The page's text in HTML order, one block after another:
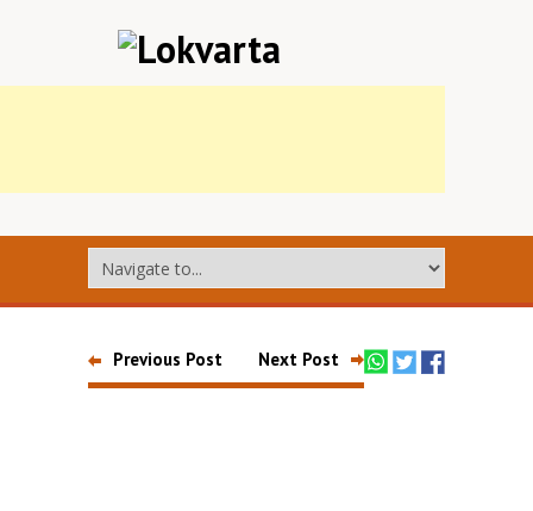
Previous Post Next Post